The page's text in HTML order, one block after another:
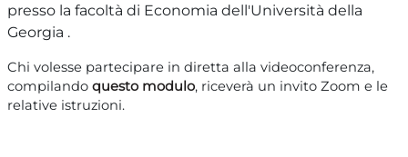
presso la facoltà di Economia dell'Università della
Georgia .
Chi volesse partecipare in diretta alla videoconferenza,
compilando questo modulo, riceverà un invito Zoom e le
relative istruzioni.